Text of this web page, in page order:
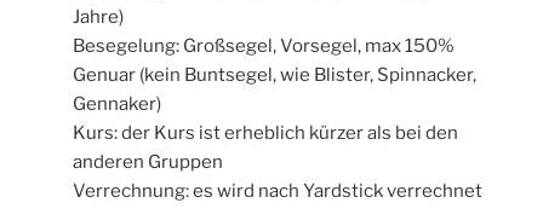
Jahre)
Besegelung: Großsegel, Vorsegel, max 150%
Genuar (kein Buntsegel, wie Blister, Spinnacker,
Gennaker)
Kurs: der Kurs ist erheblich kürzer als bei den
anderen Gruppen
Verrechnung: es wird nach Yardstick verrechnet